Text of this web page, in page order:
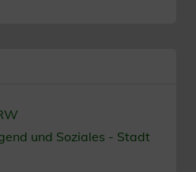
und Soziales - Stadt